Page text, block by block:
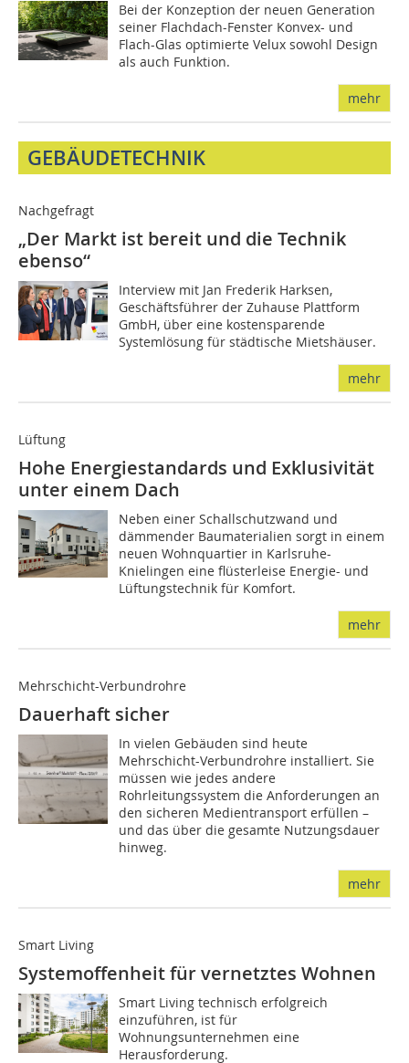
Bei der Konzeption der neuen Generation
seiner Flachdach-Fenster Konvex- und
Flach-Glas optimierte Velux sowohl Design
als auch Funktion.
mehr
GEBÄUDETECHNIK
Nachgefragt
„Der Markt ist bereit und die Technik
ebenso“
Interview mit Jan Frederik Harksen,
Geschäftsführer der Zuhause Plattform
GmbH, über eine kostensparende
Systemlösung für städtische Mietshäuser.
mehr
Lüftung
Hohe Energiestandards und Exklusivität
unter einem Dach
Neben einer Schallschutzwand und
dämmender Baumaterialien sorgt in einem
neuen Wohnquartier in Karlsruhe-
Knielingen eine flüsterleise Energie- und
Lüftungstechnik für Komfort.
mehr
Mehrschicht-Verbundrohre
Dauerhaft sicher
In vielen Gebäuden sind heute
Mehrschicht-Verbundrohre installiert. Sie
müssen wie jedes andere
Rohrleitungssystem die Anforderungen an
den sicheren Medientransport erfüllen –
und das über die gesamte Nutzungsdauer
hinweg.
mehr
Smart Living
Systemoffenheit für vernetztes Wohnen
Smart Living technisch erfolgreich
einzuführen, ist für
Wohnungsunternehmen eine
Herausforderung.